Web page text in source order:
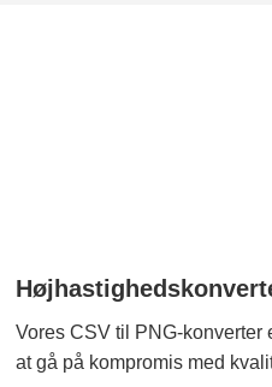
Vores CSV til PNG-konverter
at gå på kompromis med